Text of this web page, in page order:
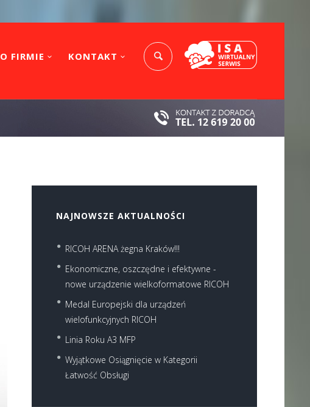
O FIRMIE KONTAKT
Next item
NAJNOWSZE AKTUALNOŚCI
RICOH ARENA żegna Kraków!!!
Ekonomiczne, oszczędne i efektywne -
nowe urządzenie wielkoformatowe RICOH
Medal Europejski dla urządzeń
wielofunkcyjnych RICOH
Linia Roku A3 MFP
Wyjątkowe Osiągnięcie w Kategorii
Łatwość Obsługi